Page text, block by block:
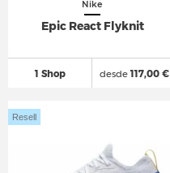
Nike
Epic React Flyknit
1 Shop desde117,00 €
Resell